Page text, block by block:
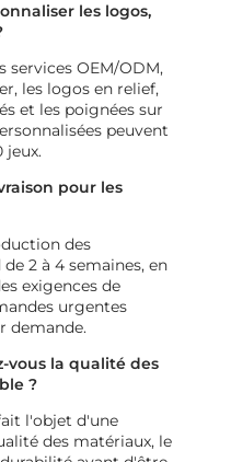
les logos,
services OEM/ODM,
les logos en relief,
et les poignées sur
peuvent
jeux.
pour les
des
2 à 4 semaines, en
exigences de
urgentes
demande.
vous la qualité des
?
l'objet d'une
des matériaux, le